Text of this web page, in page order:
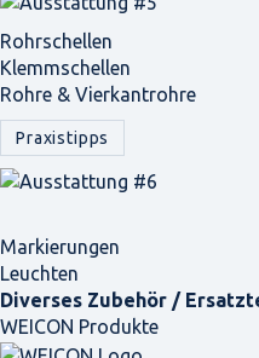
Rohrschellen
Klemmschellen
Rohre & Vierkantrohre
Praxistipps
Markierungen
Leuchten
Diverses Zubehör /
WEICON Produkte